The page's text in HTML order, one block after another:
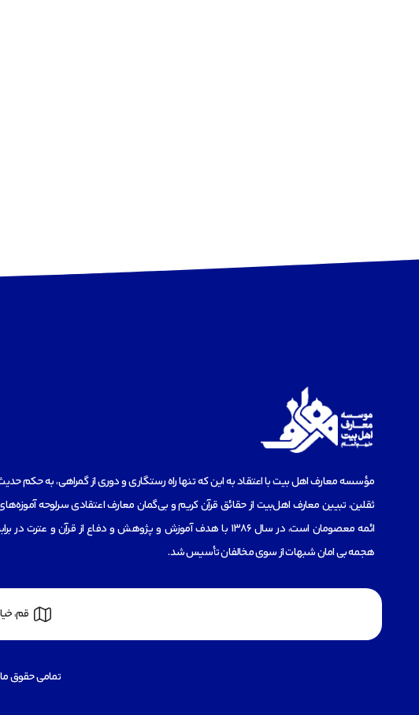
مؤسسه‌ معارف اهل بیت با اعتقاد به این که تنها راه رستگاری و دوری از گمراهی، به حکم
ثقلین، تبیین معارف اهل‌بیت از حقائق قرآن کریم و بی‌گمان معارف اعتقادی سرلوحه
ائمه معصومان است، در سال 1386 با هدف آموزش و پژوهش و دفاع از قرآن و عترت در
هجمه بی امان شبهات از سوی مخالفان تأسیس شد.
قم،
تمامی حقوق